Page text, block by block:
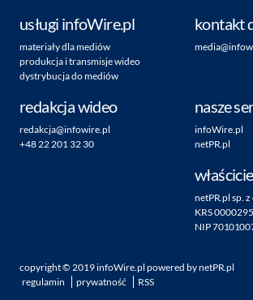
usługi infoWire.pl
materiały dla mediów
produkcja i transmisje wideo
dystrybucja do mediów
kontakt
redakcja wideo
redakcja@infowire.pl
+48 22 201 32 30
nasze
infoWire.pl
netPR.pl
netPR.pl sp. z
KRS
NIP
copyright ©2019infoWire.pl powered bynetPR.pl
regulamin
prywatność RSS